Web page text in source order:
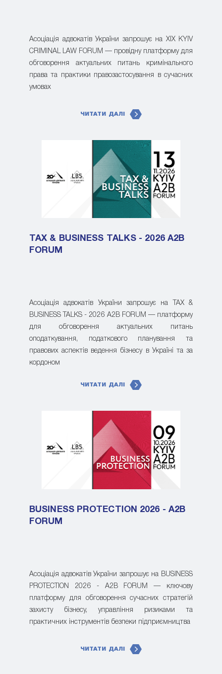
Асоціація адвокатів України запрошує на XIX KYIV
CRIMINAL LAW FORUM — провідну платформу для
обговорення актуальних питань кримінального
права та практики правозастосування в сучасних
умовах
ЧИТАТИ ДАЛІ
TAX & BUSINESS TALKS - 2026 A2B
FORUM
Асоціація адвокатів України запрошує на TAX &
BUSINESS TALKS - 2026 A2B FORUM — платформу
для обговорення актуальних питань
оподаткування, податкового планування та
правових аспектів ведення бізнесу в Україні та за
кордоном
ЧИТАТИ ДАЛІ
BUSINESS PROTECTION 2026 - A2B
FORUM
Асоціація адвокатів України запрошує на BUSINESS
PROTECTION 2026 - A2B FORUM — ключову
платформу для обговорення сучасних стратегій
захисту бізнесу, управління ризиками та
практичних інструментів безпеки підприємництва
ЧИТАТИ ДАЛІ